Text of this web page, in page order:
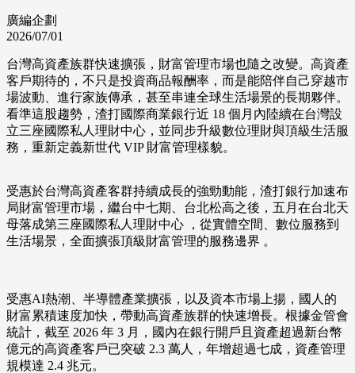
廣編企劃
2026/07/01
台灣高資產族群快速擴張，財富管理市場也隨之改變。高資產
客戶期待的，不只是投資商品報酬率，而是能陪伴自己穿越市
場波動、進行家族傳承，甚至串連全球生活場景的長期夥伴。
看準這股趨勢，渣打國際商業銀行近 18 個月內陸續在台灣設
立三座國際私人理財中心，並同步升級數位理財與頂級生活服
務，重新定義新世代 VIP 財富管理樣貌。
受惠於台灣高資產客群持續成長的強勁動能，渣打銀行加速布
局財富管理市場，繼台中七期、台北松高之後，五月在台北天
母落成第三座國際私人理財中心 ，從實體空間、數位服務到
生活場景，全面擴張頂級財富管理的服務邊界 。
受惠AI熱潮、半導體產業擴張，以及資本市場上揚，國人的
財富累積速度加快，帶動高資產族群的快速增長。根據金管會
統計，截至 2026 年 3 月，國內在銀行開戶且資產超過新台幣
億元的高資產客戶已突破 2.3 萬人，年增超過七成，資產管理
規模達 2.4 兆元。